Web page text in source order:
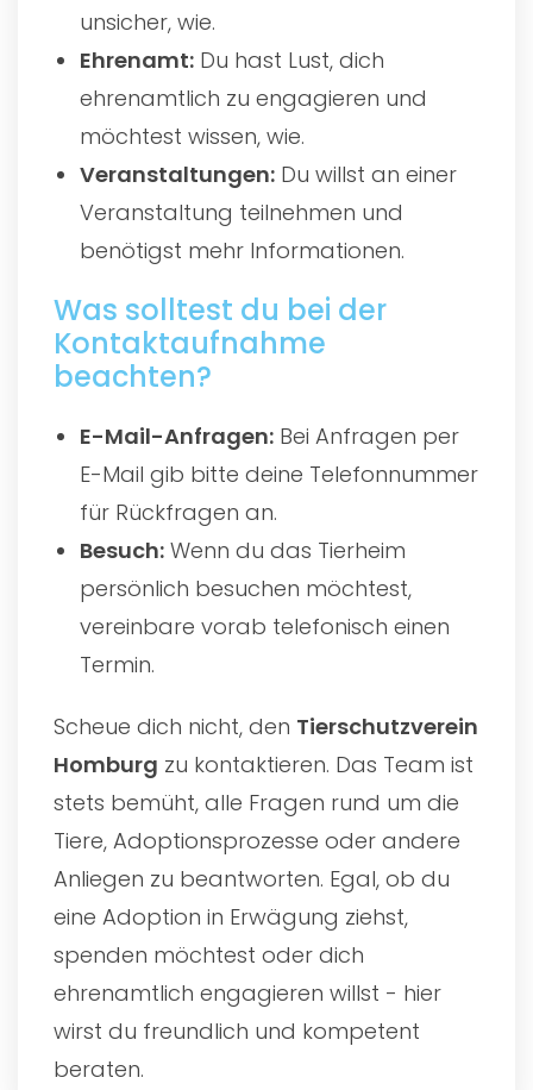
unsicher, wie.
Ehrenamt: Du hast Lust, dich
ehrenamtlich zu engagieren und
möchtest wissen, wie.
Veranstaltungen: Du willst an einer
Veranstaltung teilnehmen und
benötigst mehr Informationen.
Was solltest du bei der
Kontaktaufnahme
beachten?
E-Mail-Anfragen: Bei Anfragen per
E-Mail gib bitte deine Telefonnummer
für Rückfragen an.
Besuch: Wenn du das Tierheim
persönlich besuchen möchtest,
vereinbare vorab telefonisch einen
Termin.
Scheue dich nicht, den Tierschutzverein
Homburg zu kontaktieren. Das Team ist
stets bemüht, alle Fragen rund um die
Tiere, Adoptionsprozesse oder andere
Anliegen zu beantworten. Egal, ob du
eine Adoption in Erwägung ziehst,
spenden möchtest oder dich
ehrenamtlich engagieren willst - hier
wirst du freundlich und kompetent
beraten.